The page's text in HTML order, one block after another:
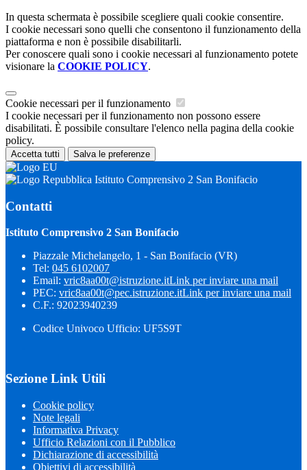
In questa schermata è possibile scegliere quali cookie consentire.
I cookie necessari sono quelli che consentono il funzionamento della
piattaforma e non è possibile disabilitarli.
Per conoscere quali sono i cookie necessari al funzionamento potete
visionare la COOKIE POLICY.
Cookie necessari per il funzionamento
I cookie necessari per il funzionamento non possono essere
disabilitati. È possibile consultare l'elenco nella pagina della cookie
policy.
Accetta tutti Salva le preferenze
Istituto Comprensivo 2 San Bonifacio
Contatti
Istituto Comprensivo 2 San Bonifacio
Piazzale Michelangelo, 1 - San Bonifacio (VR)
Tel: 045 6102007
Email: vric8aa00t@istruzione.itLink per inviare una mail
PEC: vric8aa00t@pec.istruzione.itLink per inviare una mail
C.F.: 92023940239
Codice Univoco Ufficio: UF5S9T
Sezione Link Utili
Cookie policy
Note legali
Informativa Privacy
Ufficio Relazioni con il Pubblico
Dichiarazione di accessibilità
Obiettivi di accessibilità